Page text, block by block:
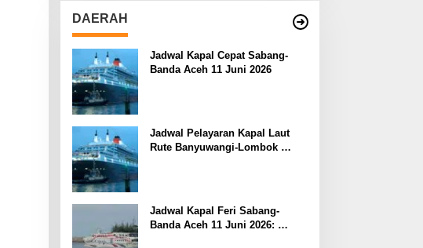
DAERAH
Jadwal Kapal Cepat Sabang-
Banda Aceh 11 Juni 2026
Jadwal Pelayaran Kapal Laut
Rute Banyuwangi-Lombok
Jadwal Kapal Feri Sabang-
Banda Aceh 11 Juni 2026: